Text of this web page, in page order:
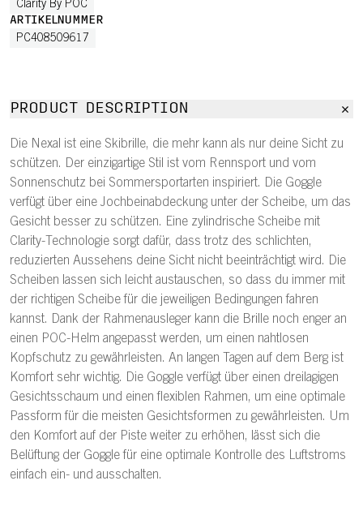
Clarity By POC
ARTIKELNUMMER
PC408509617
PRODUCT DESCRIPTION
Die Nexal ist eine Skibrille, die mehr kann als nur deine Sicht zu
schützen. Der einzigartige Stil ist vom Rennsport und vom
Sonnenschutz bei Sommersportarten inspiriert. Die Goggle
verfügt über eine Jochbeinabdeckung unter der Scheibe, um das
Gesicht besser zu schützen. Eine zylindrische Scheibe mit
Clarity-Technologie sorgt dafür, dass trotz des schlichten,
reduzierten Aussehens deine Sicht nicht beeinträchtigt wird. Die
Scheiben lassen sich leicht austauschen, so dass du immer mit
der richtigen Scheibe für die jeweiligen Bedingungen fahren
kannst. Dank der Rahmenausleger kann die Brille noch enger an
einen POC-Helm angepasst werden, um einen nahtlosen
Kopfschutz zu gewährleisten. An langen Tagen auf dem Berg ist
Komfort sehr wichtig. Die Goggle verfügt über einen dreilagigen
Gesichtsschaum und einen flexiblen Rahmen, um eine optimale
Passform für die meisten Gesichtsformen zu gewährleisten. Um
den Komfort auf der Piste weiter zu erhöhen, lässt sich die
Belüftung der Goggle für eine optimale Kontrolle des Luftstroms
einfach ein- und ausschalten.